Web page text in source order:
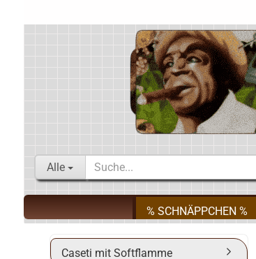
Alle
% SCHNÄPPCHEN %
Caseti mit Softflamme